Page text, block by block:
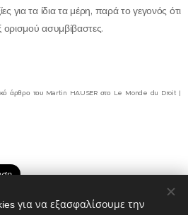
για τα ίδια τα μέρη, παρά το γεγονός ότι
ορισμού ασυμβίβαστες.
άρθρο του Martin HAUSER στο Le Monde du Droit |
για να εξασφαλίσουμε την